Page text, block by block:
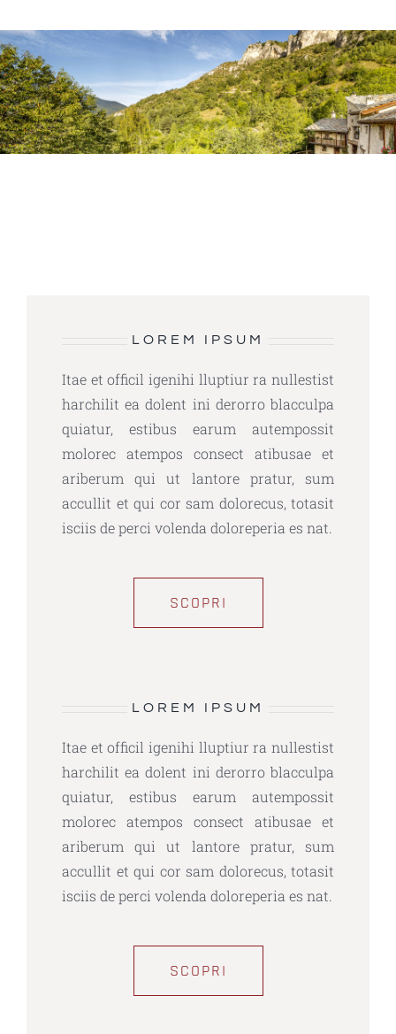
LOREM IPSUM
Itae et officil igenihi lluptiur ra nullestist
harchilit ea dolent ini derorro blacculpa
quiatur, estibus earum autempossit
molorec atempos consect atibusae et
ariberum qui ut lantore pratur, sum
accullit et qui cor sam dolorecus, totasit
isciis de perci volenda doloreperia es nat.
SCOPRI
LOREM IPSUM
Itae et officil igenihi lluptiur ra nullestist
harchilit ea dolent ini derorro blacculpa
quiatur, estibus earum autempossit
molorec atempos consect atibusae et
ariberum qui ut lantore pratur, sum
accullit et qui cor sam dolorecus, totasit
isciis de perci volenda doloreperia es nat.
SCOPRI